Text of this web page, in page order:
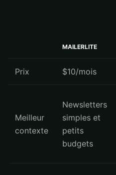
MAILERLITE
Prix $10/mois
Meilleur
contexte
Newsletters
simples et
petits
budgets